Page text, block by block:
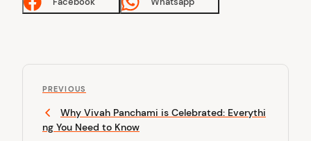
P
P
v
PREVIOUS
Why Vivah Panchami is Celebrated: Everythi
ng You Need to Know